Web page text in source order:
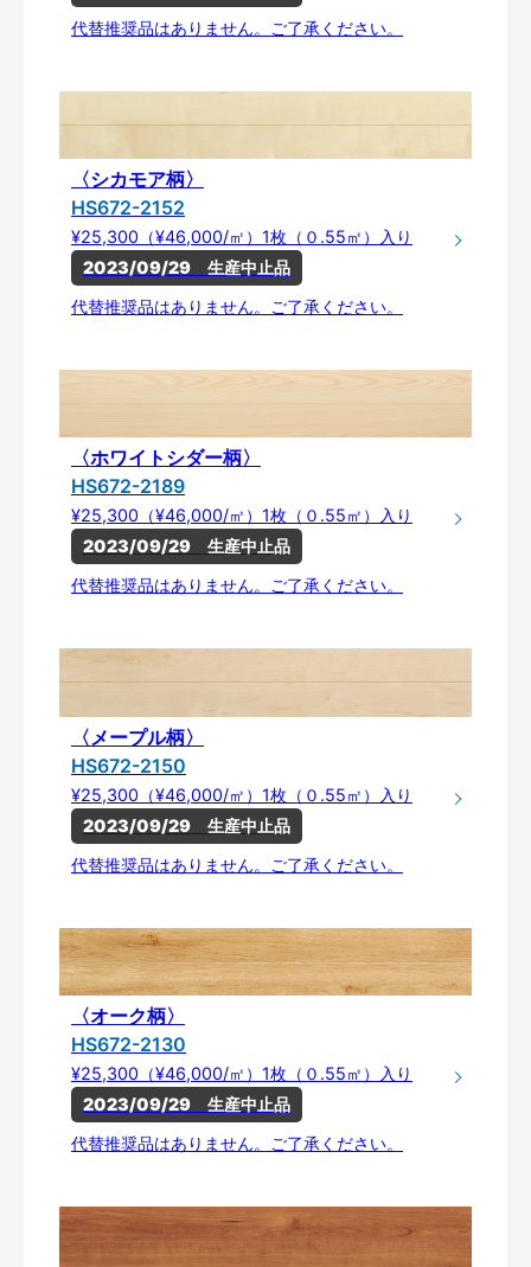
代替推奨品はありません。ご了承ください。
〈シカモア柄〉
HS672-2152
¥25,300（¥46,000/㎡）1枚（０.55㎡）入り
2023/09/29　生産中止品
代替推奨品はありません。ご了承ください。
〈ホワイトシダー柄〉
HS672-2189
¥25,300（¥46,000/㎡）1枚（０.55㎡）入り
2023/09/29　生産中止品
代替推奨品はありません。ご了承ください。
〈メープル柄〉
HS672-2150
¥25,300（¥46,000/㎡）1枚（０.55㎡）入り
2023/09/29　生産中止品
代替推奨品はありません。ご了承ください。
〈オーク柄〉
HS672-2130
¥25,300（¥46,000/㎡）1枚（０.55㎡）入り
2023/09/29　生産中止品
代替推奨品はありません。ご了承ください。